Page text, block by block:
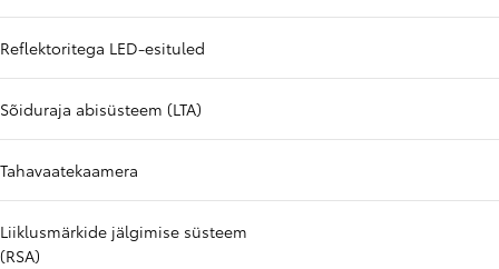
Reflektoritega LED-esituled
Sõiduraja abisüsteem (LTA)
Tahavaatekaamera
Liiklusmärkide jälgimise süsteem
(RSA)